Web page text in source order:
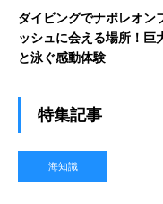
ダイビングでナポレオン
ッシュに会える場所！巨
と泳ぐ感動体験
特集記事
海知識